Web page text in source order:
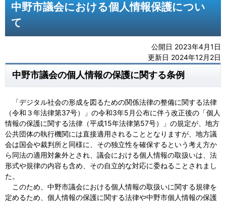
中野市議会における個人情報保護につい
て
公開日 2023年4月1日
更新日 2024年12月2日
中野市議会の個人情報の保護に関する条例
「デジタル社会の形成を図るための関係法律の整備に関する法律
（令和３年法律第37号）」の令和3年5月公布に伴う改正後の「個人
情報の保護に関する法律（平成15年法律第57号）」の規定が、地方
公共団体の執行機関には直接適用されることとなりますが、地方議
会は国会や裁判所と同様に、その独立性を確保するという考え方か
ら同法の適用対象外とされ、議会における個人情報の取扱いは、法
形式や規律の内容も含め、その自立的な対応に委ねることされまし
た。
このため、中野市議会における個人情報の取扱いに関する規律を
定めるため、個人情報の保護に関する法律や中野市個人情報の保護